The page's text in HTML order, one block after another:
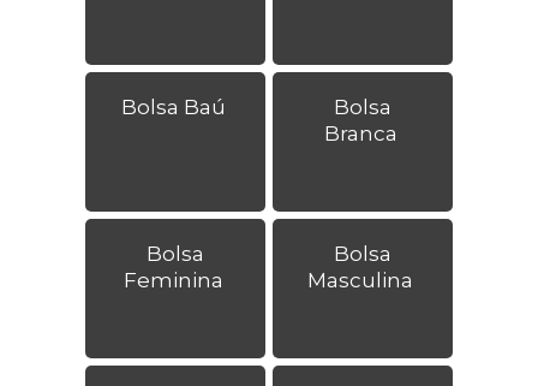
Bolsa Baú
Bolsa
Branca
Bolsa
Feminina
Bolsa
Masculina